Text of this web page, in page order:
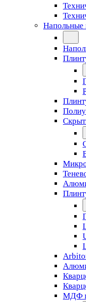
Напольные
МДФ